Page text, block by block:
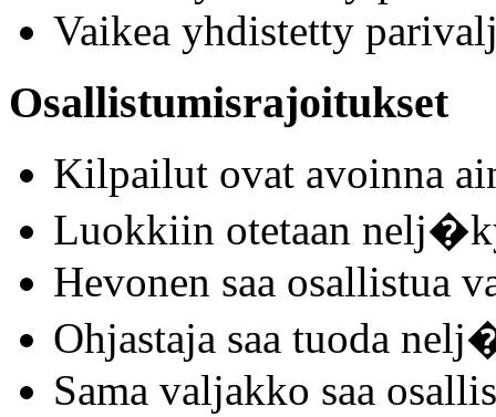
Vaikea yhdistetty
Osallistumisrajoitukset
Kilpailut ovat avoinna
Luokkiin otetaan
Hevonen saa osallistua
Ohjastaja saa tuoda
Sama valjakko saa